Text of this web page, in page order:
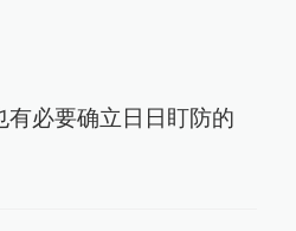
有必要确立日日盯防的